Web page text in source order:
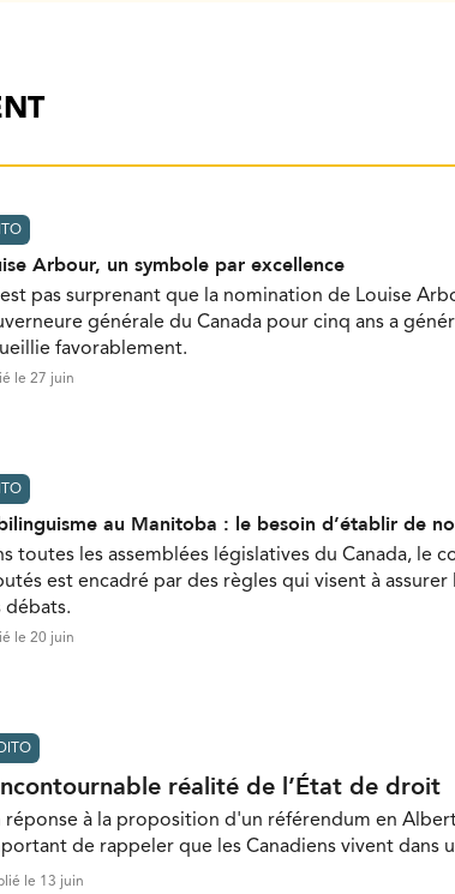
Arbour, un symbole par excellence
pas surprenant que la nomination de Louise
générale du Canada pour cinq ans a
favorablement.
le 27 juin
au Manitoba : le besoin d’établir de
toutes les assemblées législatives du Canada, le
est encadré par des règles qui visent à assurer
débats.
le 20 juin
réalité de l’État de droit
réponse à la proposition d'un référendum en
de rappeler que les Canadiens vivent dans
le 13 juin